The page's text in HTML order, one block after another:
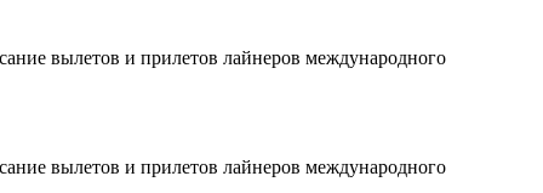
вылетов и прилетов лайнеров международного
вылетов и прилетов лайнеров международного